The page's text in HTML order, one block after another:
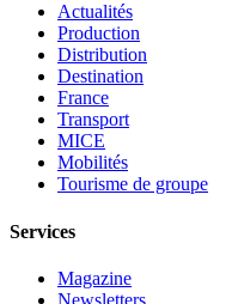
Actualités
Production
Distribution
Destination
France
Transport
MICE
Mobilités
Tourisme de groupe
Services
Magazine
Newsletters